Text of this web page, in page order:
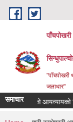
Skip to main content
"पाँचपोखरी
जलाधार"
समाचार
सम्मको आयव्यायको